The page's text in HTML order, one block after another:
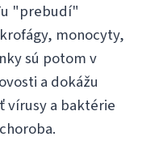
"prebudí"
monocyty,
sú potom v
a dokážu
vírusy a baktérie